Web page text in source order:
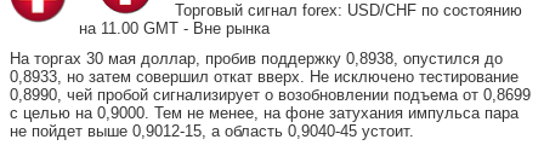
Торговый сигнал forex: USD/CHF по состоянию
на 11.00 GMT - Вне рынка
На торгах 30 мая доллар, пробив поддержку 0,8938, опустился до
0,8933, но затем совершил откат вверх. Не исключено тестирование
0,8990, чей пробой сигнализирует о возобновлении подъема от 0,8699
с целью на 0,9000. Тем не менее, на фоне затухания импульса пара
не пойдет выше 0,9012-15, а область 0,9040-45 устоит.